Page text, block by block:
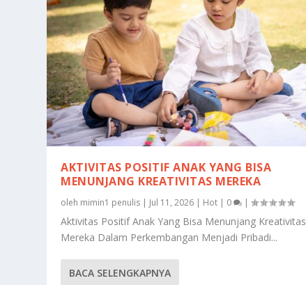
AKTIVITAS POSITIF ANAK YANG BISA
MENUNJANG KREATIVITAS MEREKA
oleh mimin1 penulis | Jul 11, 2026 | Hot | 0 |
Aktivitas Positif Anak Yang Bisa Menunjang Kreativitas
Mereka Dalam Perkembangan Menjadi Pribadi...
BACA SELENGKAPNYA